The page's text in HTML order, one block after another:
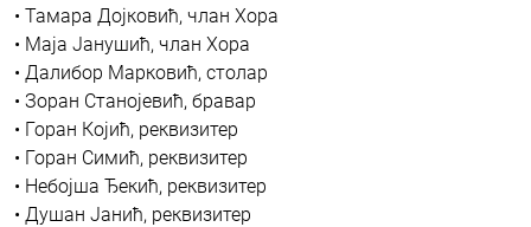
• Тамара Дојковић, члан Хора
• Маја Јанушић, члан Хора
• Далибор Марковић, столар
• Зоран Станојевић, бравар
• Горан Којић, реквизитер
• Горан Симић, реквизитер
• Небојша Ђекић, реквизитер
• Душан Јанић, реквизитер